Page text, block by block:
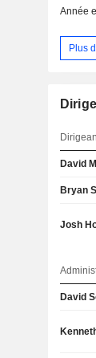
Année
Plus
David
Bryan
Josh
David